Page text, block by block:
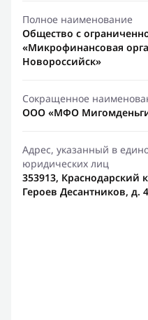
Полное наименование
Общество с
«Микрофинансовая
Новороссийск»
Сокращенное
ООО «МФО
Адрес, указанный в
юридических лиц
353913, Краснодарский
Героев Десантников, д.